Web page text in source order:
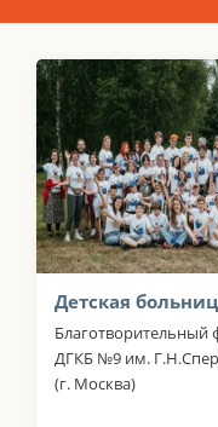
Детская
Благотворительный
ДГКБ №9 им.
(г. Москва)